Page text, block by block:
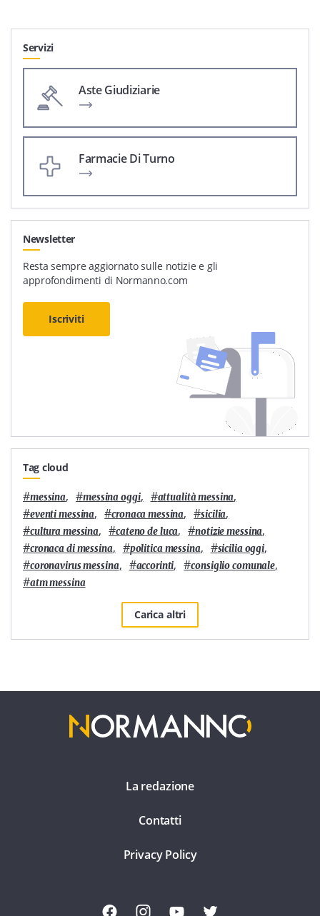
Servizi
Aste Giudiziarie
Farmacie Di Turno
Newsletter
Resta sempre aggiornato sulle notizie e gli
approfondimenti di Normanno.com
Iscriviti
Tag cloud
#messina, #messina oggi, #attualità messina,
#eventi messina, #cronaca messina, #sicilia,
#cultura messina, #cateno de luca, #notizie messina,
#cronaca di messina, #politica messina, #sicilia oggi,
#coronavirus messina, #accorinti, #consiglio comunale,
#atm messina
Carica altri
La redazione
Contatti
Privacy Policy